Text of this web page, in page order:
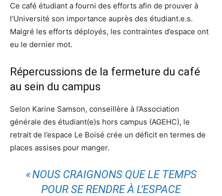
Ce café étudiant a fourni des efforts afin de prouver à
l’Université son importance auprès des étudiant.e.s.
Malgré les efforts déployés, les contraintes d’espace ont
eu le dernier mot.
Répercussions de la fermeture du café
au sein du campus
Selon Karine Samson, conseillère à l’Association
générale des étudiant(e)s hors campus (AGEHC), le
retrait de l’espace Le Boisé crée un déficit en termes de
places assises pour manger.
« NOUS CRAIGNONS QUE LE TEMPS
POUR SE RENDRE À L’ESPACE